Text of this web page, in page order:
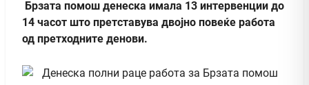
Брзата помош денеска имала 13 интервенции до
14 часот што претставува двојно повеќе работа
од претходните денови.